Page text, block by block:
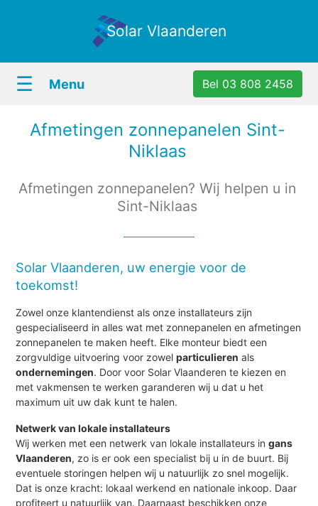
Solar Vlaanderen
☰ Menu Bel 03 808 2458
Afmetingen zonnepanelen Sint-
Niklaas
Afmetingen zonnepanelen? Wij helpen u in
Sint-Niklaas
Solar Vlaanderen, uw energie voor de
toekomst!
Zowel onze klantendienst als onze installateurs zijn
gespecialiseerd in alles wat met zonnepanelen en afmetingen
zonnepanelen te maken heeft. Elke monteur biedt een
zorgvuldige uitvoering voor zowelparticulieren als
ondernemingen. Door voor Solar Vlaanderen te kiezen en
met vakmensen te werken garanderen wij u dat u het
maximum uit uw dak kunt te halen.
Netwerk van lokale installateurs
Wij werken met een netwerk van lokale installateurs ingans
Vlaanderen, zo is er ook een specialist bij u in de buurt. Bij
eventuele storingen helpen wij u natuurlijk zo snel mogelijk.
Dat is onze kracht: lokaal werkend en nationale inkoop. Daar
profiteert u natuurlijk van. Daarnaast beschikken onze